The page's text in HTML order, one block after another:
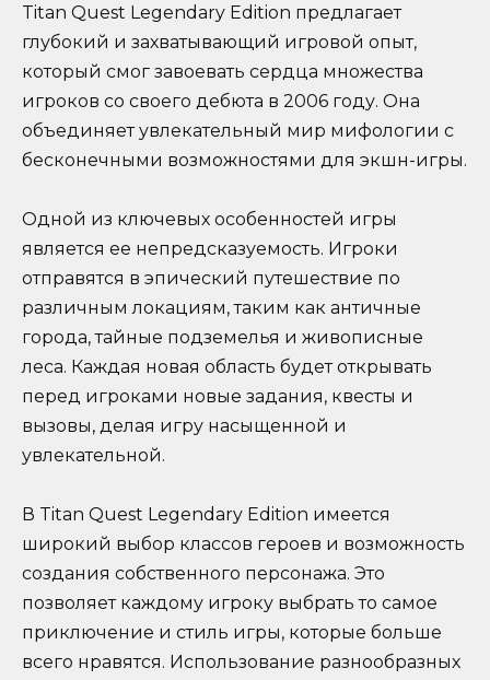
Titan Quest Legendary Edition предлагает
глубокий и захватывающий игровой опыт,
который смог завоевать сердца множества
игроков со своего дебюта в 2006 году. Она
объединяет увлекательный мир мифологии с
бесконечными возможностями для экшн-игры.
Одной из ключевых особенностей игры
является ее непредсказуемость. Игроки
отправятся в эпический путешествие по
различным локациям, таким как античные
города, тайные подземелья и живописные
леса. Каждая новая область будет открывать
перед игроками новые задания, квесты и
вызовы, делая игру насыщенной и
увлекательной.
В Titan Quest Legendary Edition имеется
широкий выбор классов героев и возможность
создания собственного персонажа. Это
позволяет каждому игроку выбрать то самое
приключение и стиль игры, которые больше
всего нравятся. Использование разнообразных